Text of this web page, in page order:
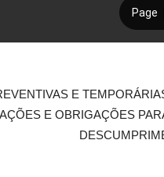
E
E OBRIGAÇÕES